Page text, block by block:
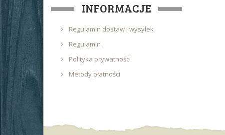
INFORMACJE
Regulamin dostaw i wysyłek
Regulamin
Polityka prywatności
Metody płatności